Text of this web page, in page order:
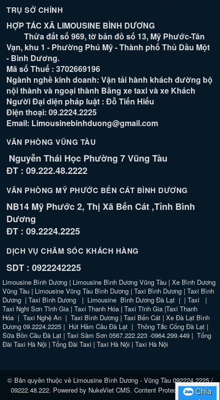
Zalo
Chia
TRỤ SỞ CHÍNH
HỢP TÁC XÃ LIMOUSINE BÌNH DƯƠNG
Thửa đất số 969, tờ bản đồ số 13, Mỹ Phước-Tân
Vạn, khu 1 - Phường Phú Mỹ - Thành phố Thủ Dầu Một
- Bình Dương.
Mã số Thuế : 3702669196
Ngành nghề kinh doanh: Vận tải hành khách đường bộ
nội thành và ngoại thành Bằng xe taxi và xe Khách
Người Đại diện pháp luật : Đỗ Tiến Hiếu
Điện thoại: 09.2224.2225
Email: Limousinebinhduong@gmail.com
VĂN PHÒNG VŨNG TÀU
Nguyễn Thái Học Phường 7 Vũng Tàu
ĐT : 09.222.48.2222
VĂN PHÒNG MỸ PHƯỚC BẾN CÁT BÌNH DƯƠNG
NB14 Mỹ Phước 2, Thị Xã Bến Cát ,Tỉnh Bình
Dương
ĐT : 09.2224.2225
DỊCH VỤ CHĂM SÓC KHÁCH HÀNG
SDT : 0922242225
Limousine Bình Dương | Limousine Bình Dương Vũng Tàu | Xe Bình Dương
Vũng Tàu | Limousine Vũng Tàu Bình Dương | Taxi Bình Dương | Taxi Bình
Dương | Taxi Bình Dương | Limousine Bình Dương Đà Lạt | | Taxi
|
Taxi Nghi Sơn Tĩnh Gia | Taxi Thanh Hóa | Taxi Tĩnh Gia |Taxi Thanh
Hóa | Taxi Nghệ An | Taxi Bình Dương | Taxi Bến Cát | Xe Đà Lạt Bình
Dương 09.2224.2225 | Hút Hầm Cầu Đà Lạt | Thông Tắc Cống Đà Lạt |
Sữa Bồn Cầu Đà Lạt | Taxi Sầm Sơn 0567.222.223 -0964.299.449 | Tổng
Đài Taxi Hà Nội | Tổng Đài Taxi | Taxi Hà Nội | Taxi Hà Nội
Zalo
Chia
© Bản quyền thuộc về Limousine Bình Dương - Vũng Tàu 092224.2225 /
09222.48.222. Powered by NukeViet CMS. Content Protected website